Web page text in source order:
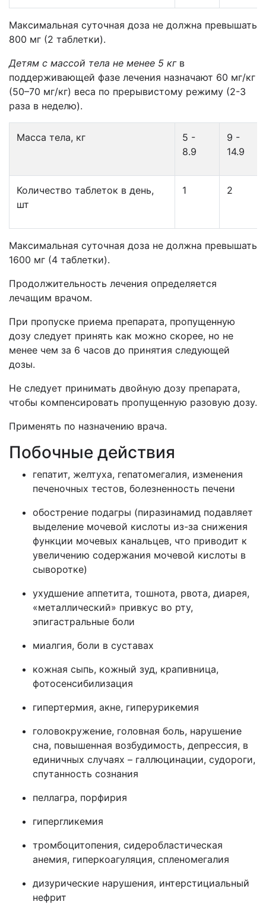
Максимальная суточная доза не должна превышать
800 мг (2 таблетки).
Детям с массой тела не менее 5 кг в
поддерживающей фазе лечения назначают 60 мг/кг
(50–70 мг/кг) веса по прерывистому режиму (2-3
раза в неделю).
Масса тела, кг
5 -
8.9
9 -
14.9
Количество таблеток в день,
шт
1 2
Максимальная суточная доза не должна превышать
1600 мг (4 таблетки).
Продолжительность лечения определяется
лечащим врачом.
При пропуске приема препарата, пропущенную
дозу следует принять как можно скорее, но не
менее чем за 6 часов до принятия следующей
дозы.
Не следует принимать двойную дозу препарата,
чтобы компенсировать пропущенную разовую дозу.
Применять по назначению врача.
Побочные действия
гепатит, желтуха, гепатомегалия, изменения
печеночных тестов, болезненность печени
обострение подагры (пиразинамид подавляет
выделение мочевой кислоты из-за снижения
функции мочевых канальцев, что приводит к
увеличению содержания мочевой кислоты в
сыворотке)
ухудшение аппетита, тошнота, рвота, диарея,
«металлический» привкус во рту,
эпигастральные боли
миалгия, боли в суставах
кожная сыпь, кожный зуд, крапивница,
фотосенсибилизация
гипертермия, акне, гиперурикемия
головокружение, головная боль, нарушение
сна, повышенная возбудимость, депрессия, в
единичных случаях – галлюцинации, судороги,
спутанность сознания
пеллагра, порфирия
гипергликемия
тромбоцитопения, сидеробластическая
анемия, гиперкоагуляция, спленомегалия
дизурические нарушения, интерстициальный
нефрит